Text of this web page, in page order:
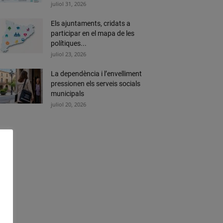
juliol 31, 2026
Els ajuntaments, cridats a
participar en el mapa de les
polítiques...
juliol 23, 2026
La dependència i l’envelliment
pressionen els serveis socials
municipals
juliol 20, 2026